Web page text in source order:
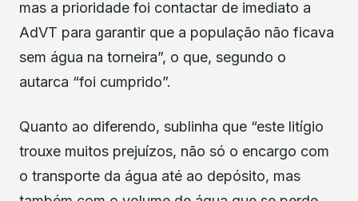
mas a prioridade foi contactar de imediato a
AdVT para garantir que a população não ficava
sem água na torneira”, o que, segundo o
autarca “foi cumprido”.
Quanto ao diferendo, sublinha que “este litígio
trouxe muitos prejuízos, não só o encargo com
o transporte da água até ao depósito, mas